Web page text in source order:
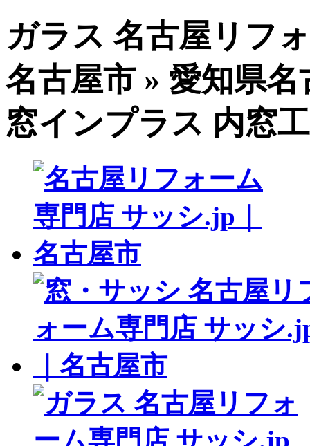
ガラス 名古屋リフ
名古屋市 » 愛知県
窓インプラス 内窓